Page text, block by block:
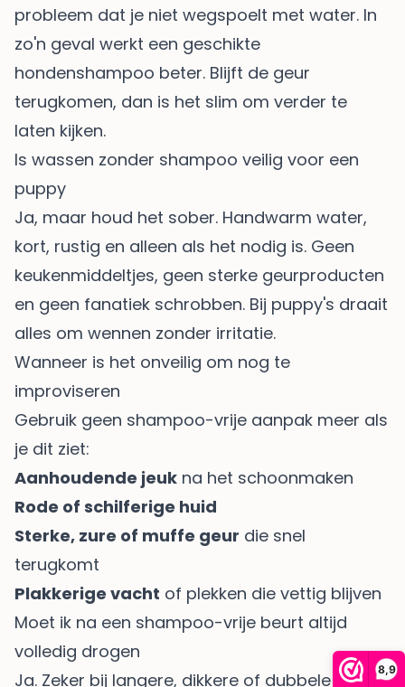
8,9
probleem dat je niet wegspoelt met water. In
zo'n geval werkt een geschikte
hondenshampoo beter. Blijft de geur
terugkomen, dan is het slim om verder te
laten kijken.
Is wassen zonder shampoo veilig voor een
puppy
Ja, maar houd het sober. Handwarm water,
kort, rustig en alleen als het nodig is. Geen
keukenmiddeltjes, geen sterke geurproducten
en geen fanatiek schrobben. Bij puppy's draait
alles om wennen zonder irritatie.
Wanneer is het onveilig om nog te
improviseren
Gebruik geen shampoo-vrije aanpak meer als
je dit ziet:
Aanhoudende jeuk na het schoonmaken
Rode of schilferige huid
Sterke, zure of muffe geur die snel
terugkomt
Plakkerige vacht of plekken die vettig blijven
Moet ik na een shampoo-vrije beurt altijd
volledig drogen
Ja. Zeker bij langere, dikkere of dubbele